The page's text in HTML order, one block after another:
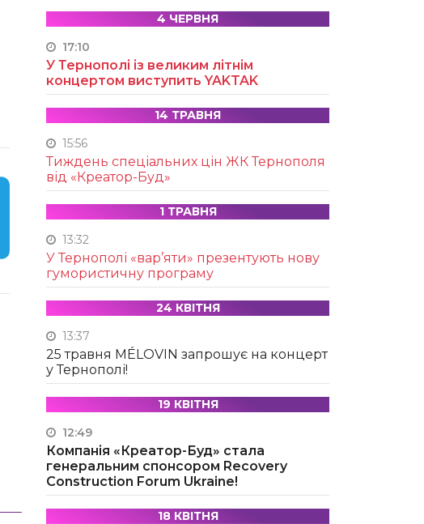
4 ЧЕРВНЯ
17:10
У Тернополі із великим літнім
концертом виступить YAKTAK
14 ТРАВНЯ
15:56
Тиждень спеціальних цін ЖК Тернополя
від «Креатор-Буд»
1 ТРАВНЯ
13:32
У Тернополі «вар’яти» презентують нову
гумористичну програму
24 КВІТНЯ
13:37
25 травня MÉLOVIN запрошує на концерт
у Тернополі!
19 КВІТНЯ
12:49
Компанія «Креатор-Буд» стала
генеральним спонсором Recovery
Construction Forum Ukraine!
18 КВІТНЯ